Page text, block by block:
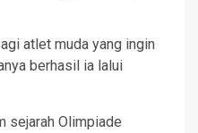
atlet muda yang ingin
berhasil ia lalui
sejarah Olimpiade